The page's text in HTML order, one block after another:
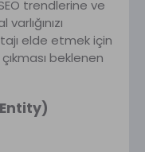
trendlerine ve
elde etmek için
beklenen